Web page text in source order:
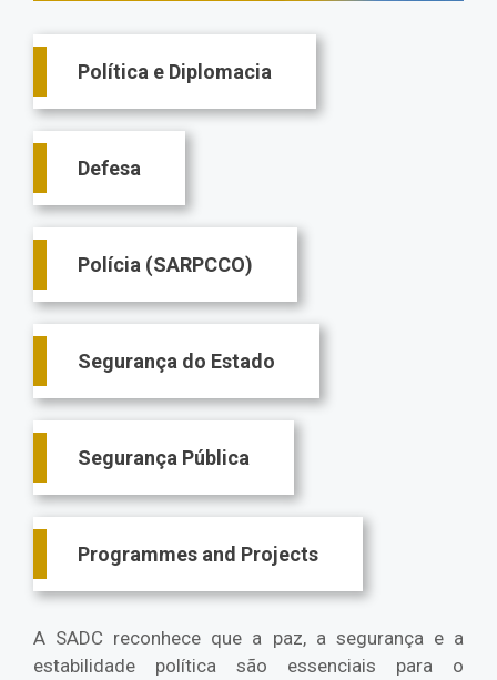
Main
navigation
Política e Diplomacia
Defesa
Polícia (SARPCCO)
Segurança do Estado
Segurança Pública
Programmes and Projects
A SADC reconhece que a paz, a segurança e a
estabilidade política são essenciais para o